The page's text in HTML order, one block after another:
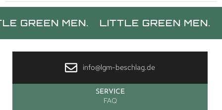
MEN. LITTLE GREEN MEN.
info@lgm-beschlag.de
SERVICE
FAQ